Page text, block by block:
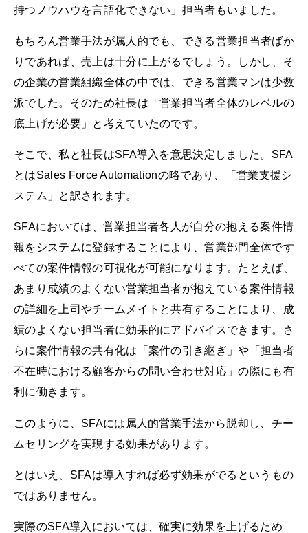
持つノウハウを言語化できない」担当者もいました。
もちろん営業手法が属人的でも、できる営業担当者ばか
りであれば、売上は十分に上がるでしょう。しかし、そ
の企業の営業組織全体の中では、できる営業マンは少数
派でした。そのため社長は「営業担当者全体のレベルの
底上げが必要」と考えていたのです。
そこで、私と社長はSFA導入を意思決定しました。SFA
とはSales Force Automationの略であり、「営業支援シ
ステム」と訳されます。
SFAにおいては、営業担当者各人が自分の抱える案件情
報をシステムに登録することにより、営業部門全体です
べての案件情報の可視化が可能になります。たとえば、
あまり成績のよくない営業担当者が抱えている案件情報
の詳細を上司やチームメイトと共有することにより、成
績のよくない担当者に効果的にアドバイスできます。さ
らに案件情報の共有化は「案件の引き継ぎ」や「担当者
不在時における顧客からの問い合わせ対応」の際にも有
利に働きます。
このように、SFAには属人的営業手法から脱却し、チー
ムセリングを実現する効果があります。
とはいえ、SFAは導入すれば必ず効果がでるというもの
ではありません。
実際のSFA導入においては、確実に効果を上げるため